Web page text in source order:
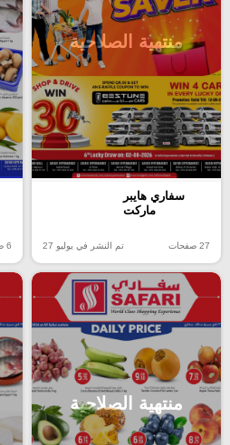
منتهية الصلاحية
سفاري هايبر
ماركت
27 صفحات تم النشر في يوليو 27 6 صفحات
منتهية الصلاحية